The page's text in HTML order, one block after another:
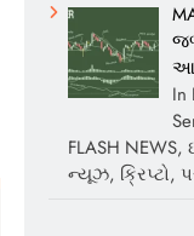
In
FLASH NEWS,
ન્યૂઝ, ક્રિપ્ટો,